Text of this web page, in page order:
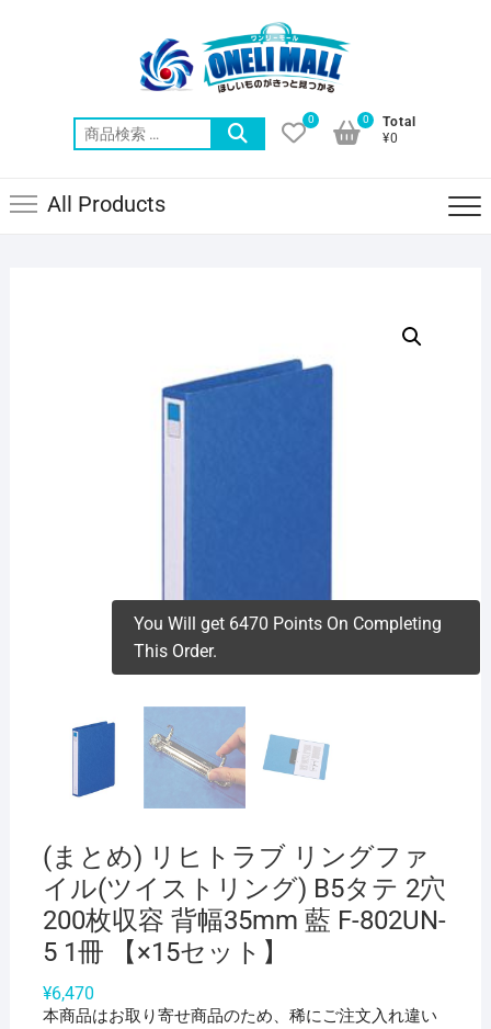
索
0
Total
¥0
0
All Products
(まとめ) リヒトラブ リングファ
イル(ツイストリング) B5タテ 2穴
200枚収容 背幅35mm 藍 F-802UN-
5 1冊 【×15セット】
¥6,470
本商品はお取り寄せ商品のため、稀にご注文入れ違い
You Will get 6470 Points On Completing
This Order.